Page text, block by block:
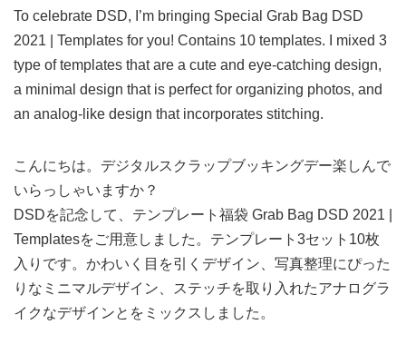
To celebrate DSD, I’m bringing Special Grab Bag DSD
2021 | Templates for you! Contains 10 templates. I mixed 3
type of templates that are a cute and eye-catching design,
a minimal design that is perfect for organizing photos, and
an analog-like design that incorporates stitching.
こんにちは。デジタルスクラップブッキングデー楽しんで
いらっしゃいますか？
DSDを記念して、テンプレート福袋 Grab Bag DSD 2021 |
Templatesをご用意しました。テンプレート3セット10枚
入りです。かわいく目を引くデザイン、写真整理にぴった
りなミニマルデザイン、ステッチを取り入れたアナログラ
イクなデザインとをミックスしました。